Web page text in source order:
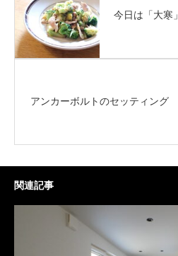
今日は「大寒」
アンカーボルトのセッティング
関連記事